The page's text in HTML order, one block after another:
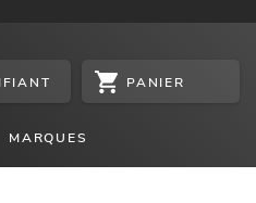
PANIER
MARQUES